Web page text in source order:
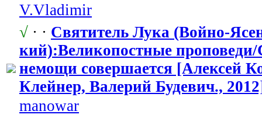
V.Vladimir
√ · · Святитель Лука (Войно-
кий):Великопостн​ые
немощи совершается [Алексей
Клейнер, Валерий Будевич.,
manowar